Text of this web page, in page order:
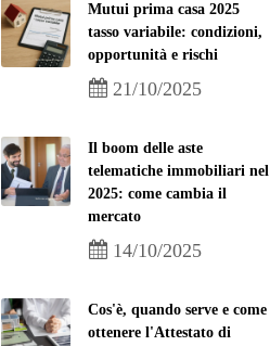
Mutui prima casa 2025
tasso variabile: condizioni,
opportunità e rischi
21/10/2025
Il boom delle aste
telematiche immobiliari nel
2025: come cambia il
mercato
14/10/2025
Cos'è, quando serve e come
ottenere l'Attestato di